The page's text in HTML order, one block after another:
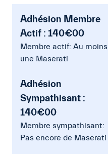
Adhésion Membre
Actif : 140€00
Membre actif: Au moins
une Maserati
Adhésion
Sympathisant :
140€00
Membre sympathisant:
Pas encore de Maserati